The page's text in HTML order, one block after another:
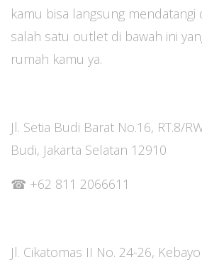
kamu bisa langsung mendatangi
salah satu outlet di bawah ini
rumah kamu ya.
Jl. Setia Budi Barat No.16, RT.8/
Budi, Jakarta Selatan 12910
☎ +62 811 2066611
Jl. Cikatomas II No. 24-26,